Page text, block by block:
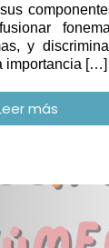
y
importancia […]